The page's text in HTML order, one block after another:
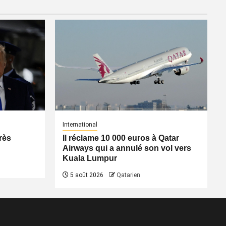
International
Il réclame 10 000 euros à Qatar
Airways qui a annulé son vol vers
Kuala Lumpur
5 août 2026 Qatarien